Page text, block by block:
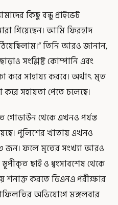
কিছু বন্ধু প্রাইভেট
গিয়েছেন। আমি ফিরহাদ
তিনি আরও জানান,
সংশ্লিষ্ট কোম্পানি এবং
করে সাহায্য করবে। অর্থাৎ মৃত
সহায়তা পেতে চলেছে।
গোডাউন থেকে এখনও পর্যন্ত
পুলিশের খাতায় এখনও
জন। ফলে মৃতের সংখ্যা আরও
ছাই ও ধ্বংসাবশেষ থেকে
শনাক্ত করতে ডিএনএ পরীক্ষার
অভিযোগে মঙ্গলবার